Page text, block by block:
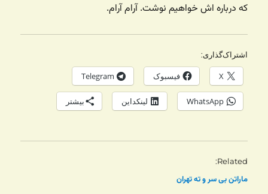
که درباره اش خواهیم نوشت. آرام آرام.
اشتراک‌گذاری:
X فیسبوک Telegram
WhatsApp لینکداین بیشتر
Related
ماراتن بی سر و ته تهران